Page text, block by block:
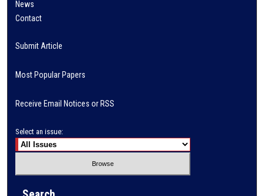
News
Contact
Submit Article
Most Popular Papers
Receive Email Notices or RSS
Select an issue: